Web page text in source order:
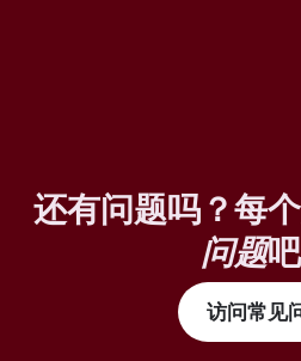
还有问题吗？每
问题吧
访问常见